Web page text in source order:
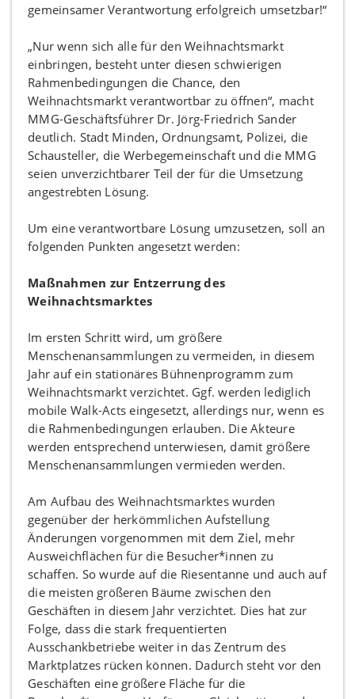
gemeinsamer Verantwortung erfolgreich umsetzbar!“
„Nur wenn sich alle für den Weihnachtsmarkt
einbringen, besteht unter diesen schwierigen
Rahmenbedingungen die Chance, den
Weihnachtsmarkt verantwortbar zu öffnen“, macht
MMG-Geschäftsführer Dr. Jörg-Friedrich Sander
deutlich. Stadt Minden, Ordnungsamt, Polizei, die
Schausteller, die Werbegemeinschaft und die MMG
seien unverzichtbarer Teil der für die Umsetzung
angestrebten Lösung.
Um eine verantwortbare Lösung umzusetzen, soll an
folgenden Punkten angesetzt werden:
Maßnahmen zur Entzerrung des
Weihnachtsmarktes
Im ersten Schritt wird, um größere
Menschenansammlungen zu vermeiden, in diesem
Jahr auf ein stationäres Bühnenprogramm zum
Weihnachtsmarkt verzichtet. Ggf. werden lediglich
mobile Walk-Acts eingesetzt, allerdings nur, wenn es
die Rahmenbedingungen erlauben. Die Akteure
werden entsprechend unterwiesen, damit größere
Menschenansammlungen vermieden werden.
Am Aufbau des Weihnachtsmarktes wurden
gegenüber der herkömmlichen Aufstellung
Änderungen vorgenommen mit dem Ziel, mehr
Ausweichflächen für die Besucher*innen zu
schaffen. So wurde auf die Riesentanne und auch auf
die meisten größeren Bäume zwischen den
Geschäften in diesem Jahr verzichtet. Dies hat zur
Folge, dass die stark frequentierten
Ausschankbetriebe weiter in das Zentrum des
Marktplatzes rücken können. Dadurch steht vor den
Geschäften eine größere Fläche für die